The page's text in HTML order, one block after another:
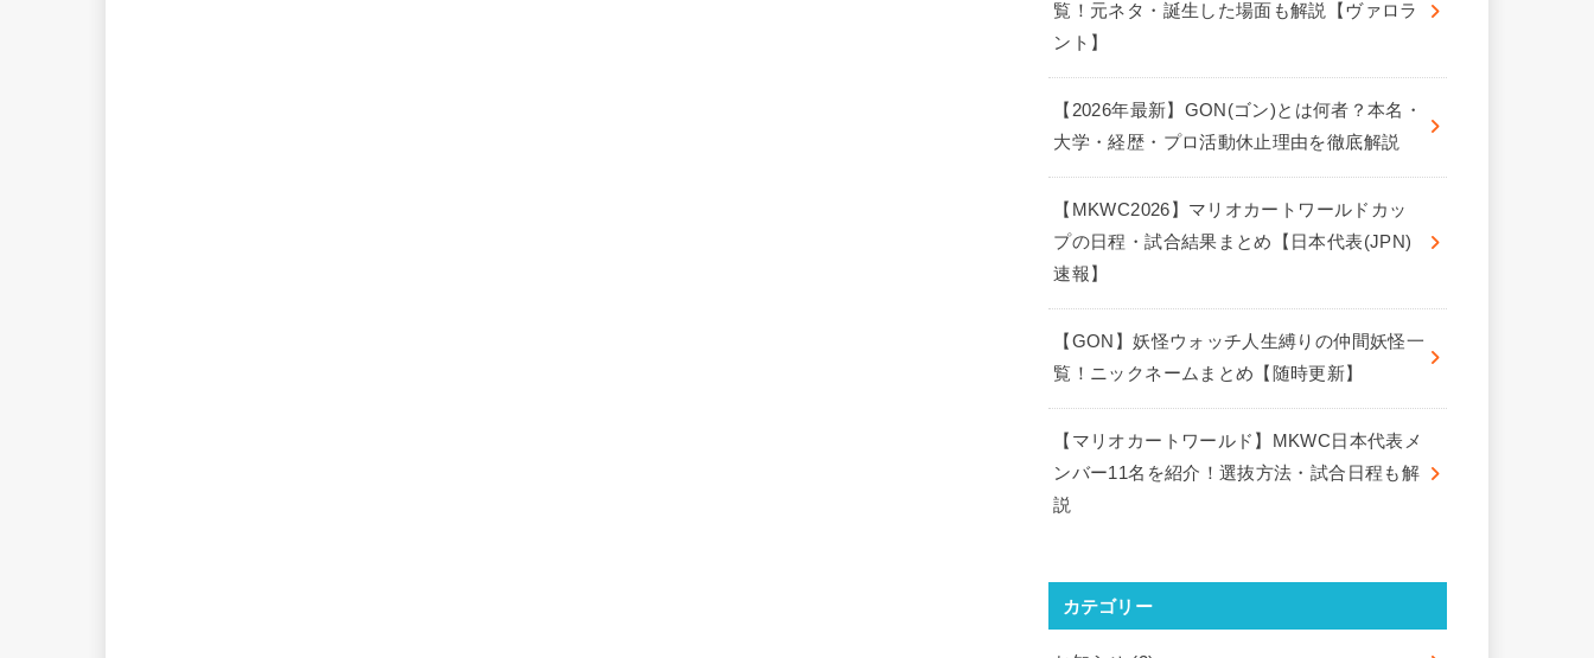
覧！元ネタ・誕生した場面も解説【ヴァロラ
ント】
【2026年最新】GON(ゴン)とは何者？本名・
大学・経歴・プロ活動休止理由を徹底解説
【MKWC2026】マリオカートワールドカッ
プの日程・試合結果まとめ【日本代表(JPN)
速報】
【GON】妖怪ウォッチ人生縛りの仲間妖怪一
覧！ニックネームまとめ【随時更新】
【マリオカートワールド】MKWC日本代表メ
ンバー11名を紹介！選抜方法・試合日程も解
説
カテゴリー